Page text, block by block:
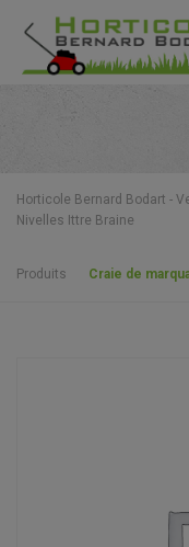
Horticole Bernard Bodart -
Nivelles Ittre Braine
Produits Craie de